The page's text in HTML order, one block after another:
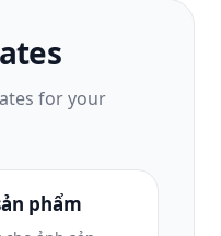
for your
phẩm